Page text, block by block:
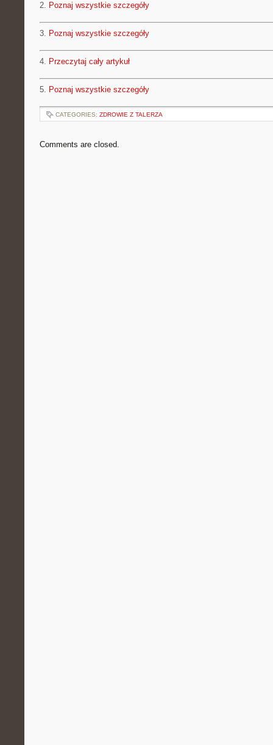
2. Poznaj wszystkie szczegóły
3. Poznaj wszystkie szczegóły
4. Przeczytaj cały artykuł
5. Poznaj wszystkie szczegóły
CATEGORIES: ZDROWIE Z TALERZA
Comments are closed.